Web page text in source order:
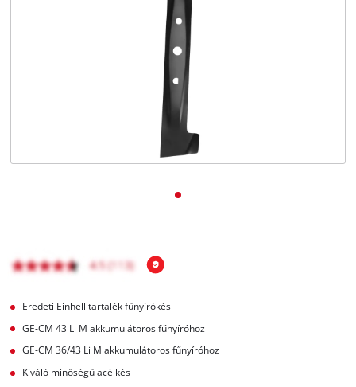
Eredeti Einhell tartalék fűnyírókés
GE-CM 43 Li M akkumulátoros fűnyíróhoz
GE-CM 36/43 Li M akkumulátoros fűnyíróhoz
Kiváló minőségű acélkés